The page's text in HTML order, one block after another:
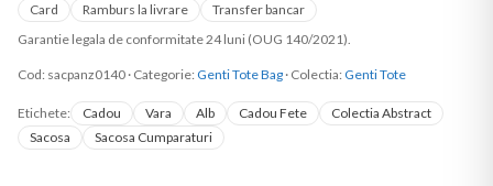
Card Ramburs la livrare
Transfer bancar
Garantie legala de conformitate 24 luni (OUG 140/2021).
Cod: sacpanz0140 · Categorie: Genti Tote Bag · Colectia: Genti Tote
Etichete: Cadou Vara Alb Cadou Fete
Colectia Abstract
Sacosa
Sacosa Cumparaturi